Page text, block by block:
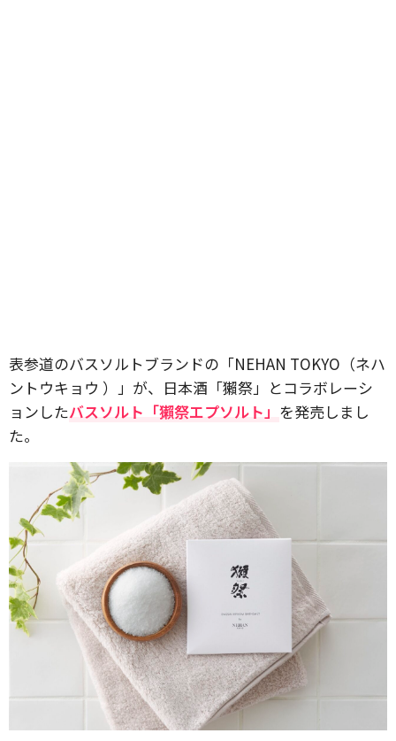
表参道のバスソルトブランドの「NEHAN TOKYO（ネハ
ントウキョウ ）」が、日本酒「獺祭」とコラボレーシ
ョンしたバスソルト「獺祭エプソルト」 を発売しまし
た。